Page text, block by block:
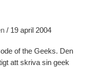
/ 19 april 2004
of the Geeks. Den
att skriva sin geek